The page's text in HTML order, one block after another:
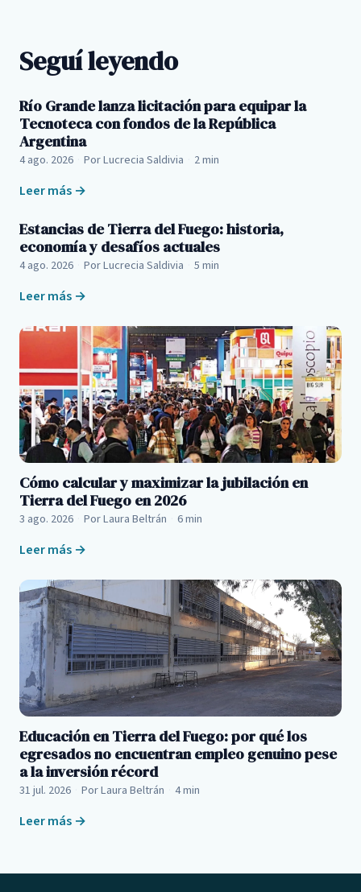
Seguí leyendo
Río Grande lanza licitación para equipar la
Tecnoteca con fondos de la República
Argentina
4 ago. 2026 Por Lucrecia Saldivia 2 min
Leer más →
Estancias de Tierra del Fuego: historia,
economía y desafíos actuales
4 ago. 2026 Por Lucrecia Saldivia 5 min
Leer más →
Cómo calcular y maximizar la jubilación en
Tierra del Fuego en 2026
3 ago. 2026 Por Laura Beltrán 6 min
Leer más →
Educación en Tierra del Fuego: por qué los
egresados no encuentran empleo genuino pese
a la inversión récord
31 jul. 2026 Por Laura Beltrán 4 min
Leer más →